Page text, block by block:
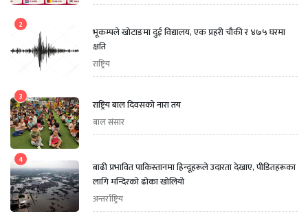
2
भूकम्पले खोटाङमा दुई विद्यालय, एक प्रहरी चौकी र ४७५ घरमा
क्षति
राष्ट्रिय
3
राष्ट्रिय बाल दिवसको नारा तय
बाल संसार
4
बाढी प्रभावित पाकिस्तानमा हिन्दूहरूले उदारता देखाए, पीडितहरूका
लागि मन्दिरको ढोका खोलियो
अन्तर्राष्ट्रिय